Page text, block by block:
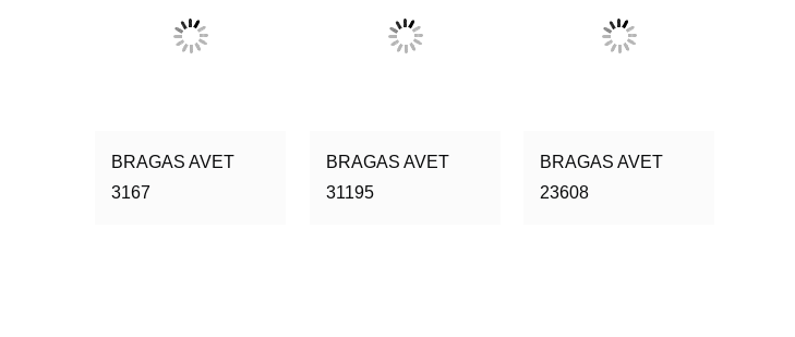
BRAGAS AVET
3167
BRAGAS AVET
31195
BRAGAS AVET
23608